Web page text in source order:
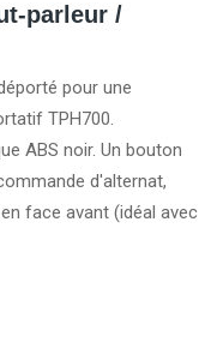
parleur /
pour une
TPH700.
ABS noir. Un bouton
d'alternat,
face avant (idéal avec